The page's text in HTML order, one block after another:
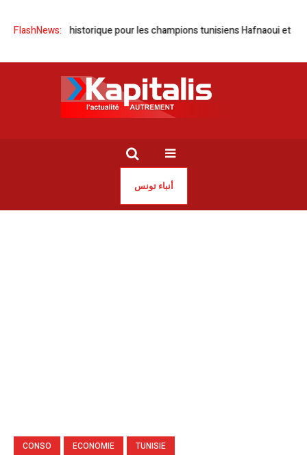
FlashNews:
| Doublé historique pour les champions tunisiens Hafnaoui et Jaouadi
أنباء تونس
CONSO ECONOMIE TUNISIE